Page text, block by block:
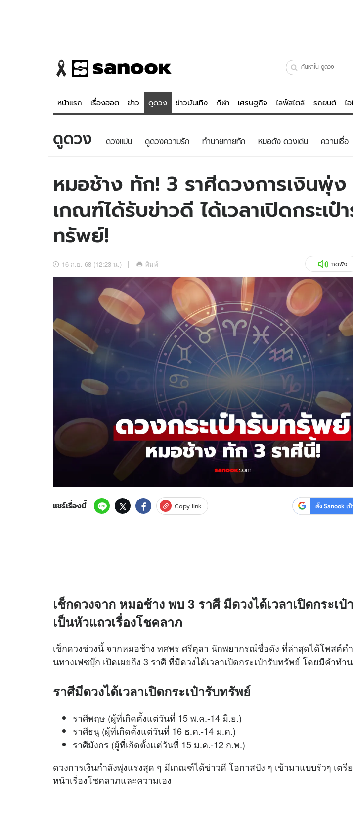
หน้าแรก เรื่องฮอต ข่าว ดูดวง ข่าวบันเทิง กีฬา เศรษฐกิจ ไลฟ์สไตล์ รถยนต์ ไ
ข่าว
ข่าวบันเทิง
ข่าวกีฬา
ข่าวเศรษฐกิจ
อัปเดตจีน
ดูดวง - ตรวจหวย
สถิติหวยไทย
หวยลาว
ไลฟ์สไตล์
วัยรุ่น
ไอที
รถยนต์
เที่ยว-กิน
Tasteful
Sanook Choice
ดาวน์โหลดสนุกแอปฟรี ติดตามสนุกโซเชียลได้ที่
บริษัท อิมเมจ ฟิวเจอร์ (ประเทศไทย) จำกัด
ดูดวง ดวงแม่น ดูดวงความรัก ทํานายทายทัก หมอดัง ดวงเด่น ความเชื่อ
หมอช้าง ทัก! 3 ราศีดวงการเงินพุ่
เกณฑ์ได้รับข่าวดี ได้เวลาเปิดกระเป๋
ทรัพย์!
16 ก.ย. 68 (12:23 น.) พิมพ์ กดฟัง
แชร์เรื่องนี้ Copy link ตั้ง Sanook เ
เช็กดวงจาก หมอช้าง พบ 3 ราศี มีดวงได้เวลาเปิดกระเ
เป็นหัวแถวเรื่องโชคลาภ
เช็กดวงช่วงนี้ จากหมอช้าง ทศพร ศรีตุลา นักพยากรณ์ชื่อดัง ที่ล่าสุดได้โพสต์ค
นทางเฟซบุ๊ก เปิดเผยถึง 3 ราศี ที่มีดวงได้เวลาเปิดกระเป๋ารับทรัพย์ โดยมีคำทำ
ราศีมีดวงได้เวลาเปิดกระเป๋ารับทรัพย์
ราศีพฤษ (ผู้ที่เกิดตั้งแต่วันที่ 15 พ.ค.-14 มิ.ย.)
ราศีธนู (ผู้ที่เกิดตั้งแต่วันที่ 16 ธ.ค.-14 ม.ค.)
ราศีมังกร (ผู้ที่เกิดตั้งแต่วันที่ 15 ม.ค.-12 ก.พ.)
ดวงการเงินกำลังพุ่งแรงสุด ๆ มีเกณฑ์ได้ข่าวดี โอกาสปัง ๆ เข้ามาแบบรัวๆ เตรี
หน้าเรื่องโชคลาภและความเฮง